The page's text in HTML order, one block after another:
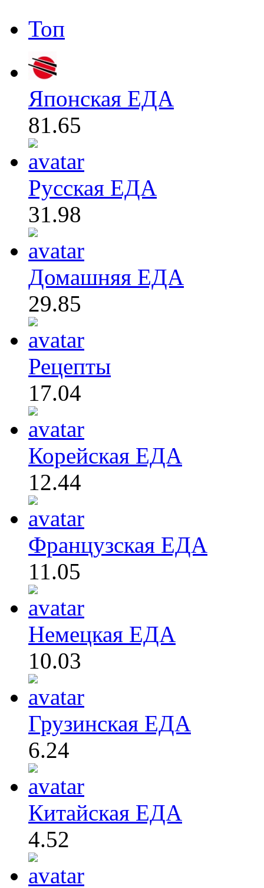
Топ
Японская ЕДА
81.65
Русская ЕДА
31.98
Домашняя ЕДА
29.85
Рецепты
17.04
Корейская ЕДА
12.44
Французская ЕДА
11.05
Немецкая ЕДА
10.03
Грузинская ЕДА
6.24
Китайская ЕДА
4.52